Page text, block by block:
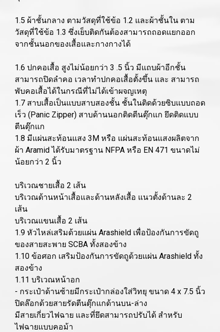
1.5 ผ้าชั้นกลาง ตามวัสดุที่ใช้ข้อ 1.2 และผ้าชั้นใน ตาม
วัสดุที่ใช้ข้อ 1.3 ซึ่งเย็บติดกันต้องสามารถถอดแยกออก
จากชั้นนอกของเสื้อและกางกางได้
1.6 ปกคอเสื้อ สูงไม่น้อยกว่า 3 .5 นิ้ว มีแถบผ้าอีกชั้น
สามารถปิดลำคอ เวลาทำปกคอเสื้อตั้งขึ้น และ สามารถ
พับคอเสื้อได้ในกรณีที่ไม่ได้เข้าผจญเหตุ
1.7 สาบเสื้อเป็นแบบสาบสองชั้น ชั้นในติดด้วยซิบแบบถอด
เร็ว (Panic Zipper) สาบด้านนอกติดตีนตุ๊กแก ยึดติดแบบ
ตีนตุ๊กแก
1.8 มีแผ่นสะท้อนแสง 3M หรือ แผ่นสะท้อนแสงผลิตจาก
ผ้า Aramid ได้รับมาตรฐาน NFPA หรือ EN 471 ขนาดไม่
น้อยกว่า 2 นิ้ว
บริเวณชายเสื้อ 2 เส้น
บริเวณด้านหน้าเสื้อและด้านหลังเสื้อ แนวตั้งด้านละ 2
เส้น
บริเวณแขนเสื้อ 2 เส้น
1.9 หัวไหล่เสริมด้วยแผ่น Arashield เพื่อป้องกันการขัดถู
ของสายสะพาย SCBA ทั้งสองข้าง
1.10 ข้อศอก เสริมป้องกันการขัดถูด้วยแผ่น Arashield ทั้ง
สองข้าง
1.11 บริเวณหน้าอก
- กระเป๋าด้านซ้ายมีกระเป๋ากล่องใส่วิทยุ ขนาด 4 x 7.5 นิ้ว
ปิดล๊อกด้วยสายรัดตีนตุ๊กแกด้านบน-ล่าง
มีสายเกี่ยวไฟฉาย และที่ยึดสามารถปรับได้ สำหรับ
ไฟฉายแบบคอม้า